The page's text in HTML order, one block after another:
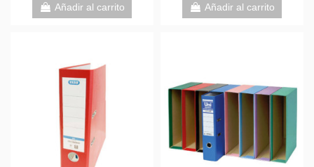
Añadir al carrito Añadir al carrito